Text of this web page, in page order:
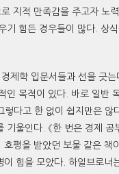
지적 만족감을 주고자 노
기 힘든 경우들이 많다. 상
제학 입문서들과 선을 긋
인 목적이 있다. 바로 일반
다고 한 없이 쉽지만은
울인다. 《한 번은 경제 공
호평을 받았던 보물 같은
힘을 모았다. 하일브로너